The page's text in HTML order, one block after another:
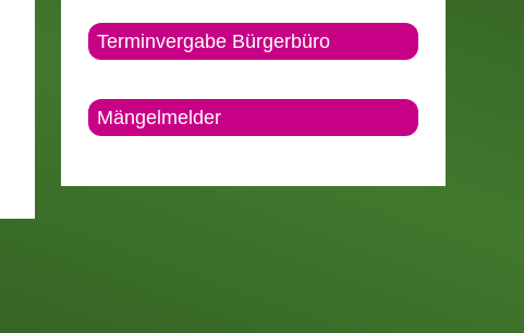
Terminvergabe Bürgerbüro
Mängelmelder